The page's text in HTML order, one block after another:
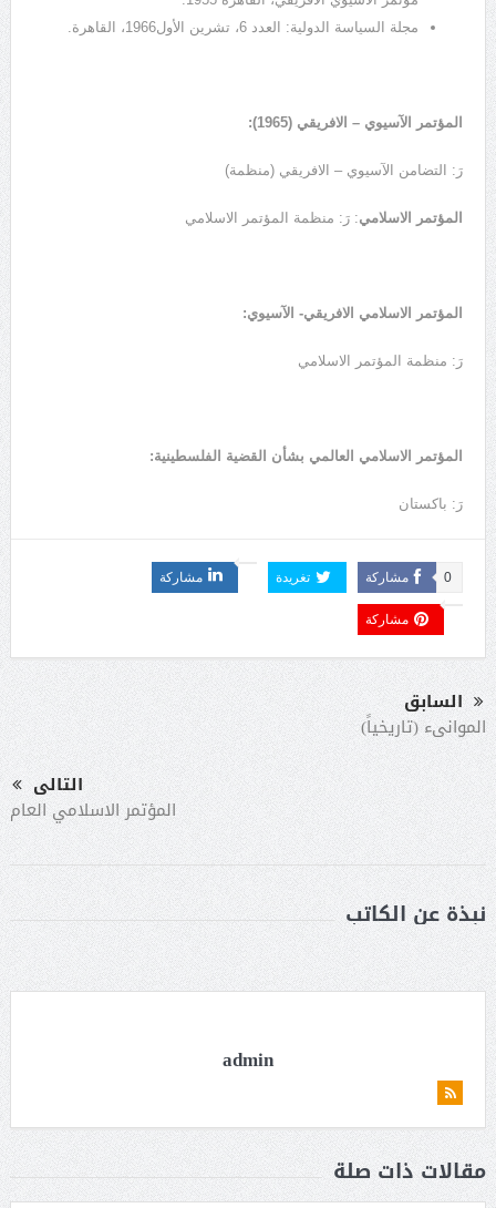
مجلة السياسة الدولية: العدد 6، تشرين الأول1966، القاهرة.
المؤتمر الآسيوي – الافريقي (1965):
رَ: التضامن الآسيوي – الافريقي (منظمة)
المؤتمر الاسلامي: رَ: منظمة المؤتمر الاسلامي
المؤتمر الاسلامي الافريقي- الآسيوي:
رَ: منظمة المؤتمر الاسلامي
المؤتمر الاسلامي العالمي بشأن القضية الفلسطينية:
رَ: باكستان
مشاركة 0 تغريدة مشاركة
مشاركة
السابق
الموانىء (تاريخياً)
التالى
المؤتمر الاسلامي العام
نبذة عن الكاتب
admin
مقالات ذات صلة